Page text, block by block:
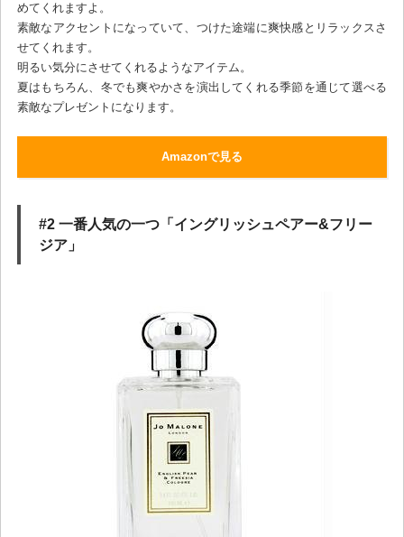
めてくれますよ。
素敵なアクセントになっていて、つけた途端に爽快感とリラックスさ
せてくれます。
明るい気分にさせてくれるようなアイテム。
夏はもちろん、冬でも爽やかさを演出してくれる季節を通じて選べる
素敵なプレゼントになります。
Amazonで見る
#2 一番人気の一つ「イングリッシュペアー&フリー
ジア」